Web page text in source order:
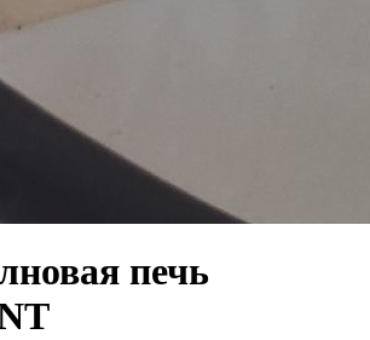
печь